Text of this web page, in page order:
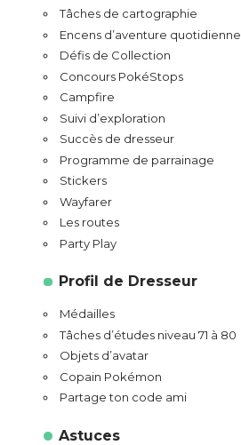
Tâches de cartographie
Encens d’aventure quotidienne
Défis de Collection
Concours PokéStops
Campfire
Suivi d’exploration
Succès de dresseur
Programme de parrainage
Stickers
Wayfarer
Les routes
Party Play
Profil de Dresseur
Médailles
Tâches d’études niveau 71 à 80
Objets d’avatar
Copain Pokémon
Partage ton code ami
Astuces